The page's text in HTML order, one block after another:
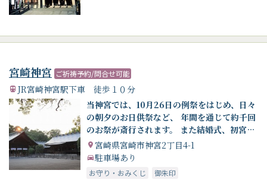
宮崎神宮 ご祈祷予約/問合せ可能
JR宮崎神宮駅下車 徒歩１０分
当神宮では、10月26日の例祭をはじめ、日々
の朝夕のお日供祭など、 年間を通じて約千回
のお祭が斎行されます。 また結婚式、初宮詣
や七五三、厄除、交通安全などのご祈願も数
千件を数えます。 日々のお祭を通して、皇室
の彌栄、国家の平安と発展、国民の幸せを祈
っています。
宮崎県宮崎市神宮2丁目4-1
駐車場あり
お守り・おみくじ 御朱印